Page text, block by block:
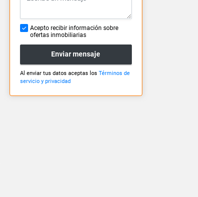
Acepto recibir información sobre
ofertas inmobiliarias
Enviar mensaje
Al enviar tus datos aceptas los Términos de
servicio y privacidad